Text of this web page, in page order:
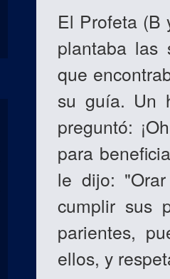
El Profeta (B
plantaba las
que
su guía. Un
preguntó:
para
le dijo:
cumplir sus
parientes,
ellos, y